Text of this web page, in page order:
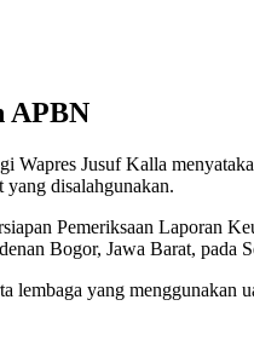
APBN
Wapres Jusuf Kalla
yang disalahgunakan.
Pemeriksaan Laporan
Bogor, Jawa Barat, pada
lembaga yang